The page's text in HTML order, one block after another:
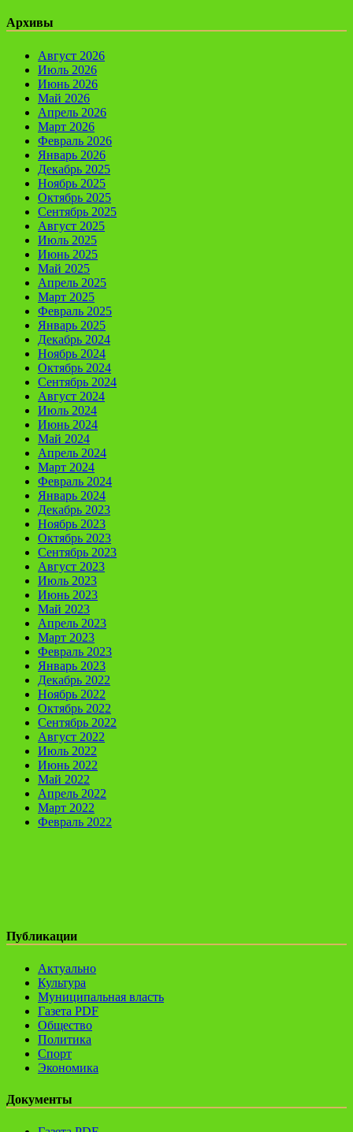
Архивы
Август 2026
Июль 2026
Июнь 2026
Май 2026
Апрель 2026
Март 2026
Февраль 2026
Январь 2026
Декабрь 2025
Ноябрь 2025
Октябрь 2025
Сентябрь 2025
Август 2025
Июль 2025
Июнь 2025
Май 2025
Апрель 2025
Март 2025
Февраль 2025
Январь 2025
Декабрь 2024
Ноябрь 2024
Октябрь 2024
Сентябрь 2024
Август 2024
Июль 2024
Июнь 2024
Май 2024
Апрель 2024
Март 2024
Февраль 2024
Январь 2024
Декабрь 2023
Ноябрь 2023
Октябрь 2023
Сентябрь 2023
Август 2023
Июль 2023
Июнь 2023
Май 2023
Апрель 2023
Март 2023
Февраль 2023
Январь 2023
Декабрь 2022
Ноябрь 2022
Октябрь 2022
Сентябрь 2022
Август 2022
Июль 2022
Июнь 2022
Май 2022
Апрель 2022
Март 2022
Февраль 2022
Публикации
Актуально
Культура
Муниципальная власть
Газета PDF
Общество
Политика
Спорт
Экономика
Документы